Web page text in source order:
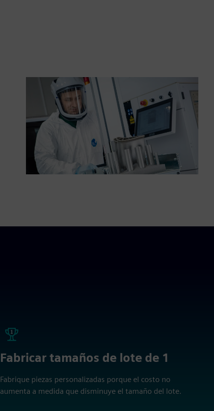
Fabricar tamaños de lote de 1
Fabrique piezas personalizadas porque el costo no
aumenta a medida que disminuye el tamaño del lote.